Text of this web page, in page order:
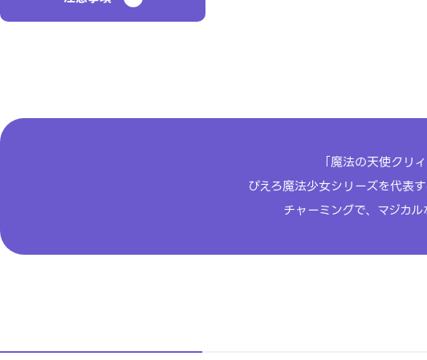
「魔法の天使クリ
ぴえろ魔法少女シリーズを代表
チャーミングで、マジカ